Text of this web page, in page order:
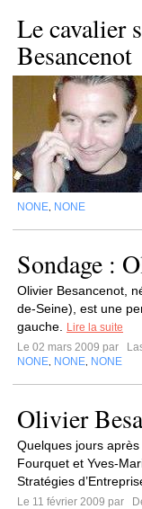
Le cavalier
Besancenot
NONE NONE
Sondage :
Olivier Besancenot,
de-Seine), est une
gauche.
Lire la suite
Le 02 mars 2009 par
NONE NONE NONE
Olivier
Quelques jours
Fourquet et Yves-
Stratégies
Le 11 février 2009 par